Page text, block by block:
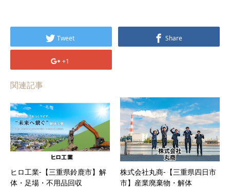
Tweet Share
+1
関連記事
ヒロ工業-【三重県鈴鹿市】解
体・足場・不用品回収
株式会社丸商-【三重県四日市
市】産業廃棄物・解体